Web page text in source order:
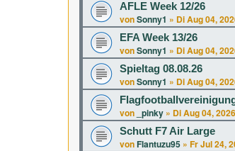
AFLE Week 12/26
vonSonny1 » Di Aug 04,
EFA Week 13/26
vonSonny1 » Di Aug 04,
Spieltag 08.08.26
vonSonny1 » Di Aug 04,
von _pinky » Di Aug 04,
Schutt F7 Air Large
von Flantuzu95 » Fr Jul 24,